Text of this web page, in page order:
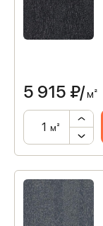
5 915 ₽/м²
м²